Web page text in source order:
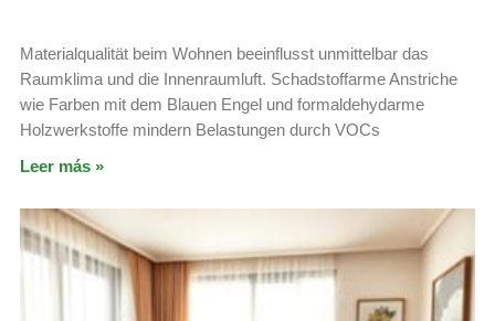
Materialqualität beim Wohnen beeinflusst unmittelbar das
Raumklima und die Innenraumluft. Schadstoffarme Anstriche
wie Farben mit dem Blauen Engel und formaldehydarme
Holzwerkstoffe mindern Belastungen durch VOCs
Leer más »